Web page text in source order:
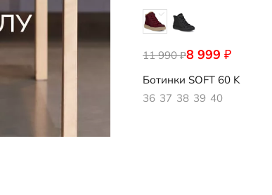
8 999 ₽
11 990₽
713873/61291
Ботинки SOFT 60 K
36 37 38 39 40